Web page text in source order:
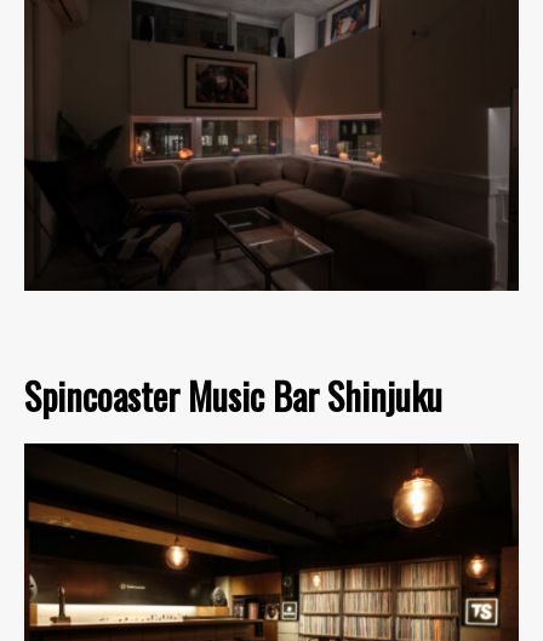
Spincoaster Music Bar Shinjuku